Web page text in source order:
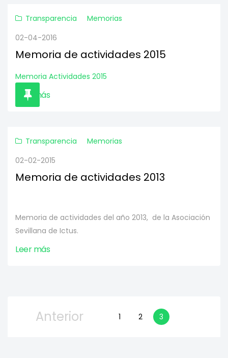
Transparencia
Memorias
02-04-2016
Memoria de actividades 2015
Memoria Actividades 2015
Leer más
Transparencia
Memorias
02-02-2015
Memoria de actividades 2013
Memoria de actividades del año 2013, de la Asociación
Sevillana de Ictus.
Leer más
Anterior 1 2 3